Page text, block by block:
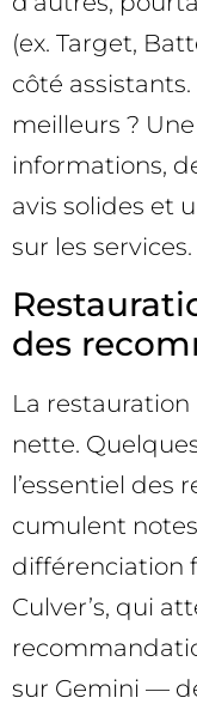
(ex. Target,
côté
meilleurs ?
informations,
avis solides et
sur les services.
des
La
nette.
l’essentiel des
cumulent
différenciation
Culver’s, qui
sur Gemini —